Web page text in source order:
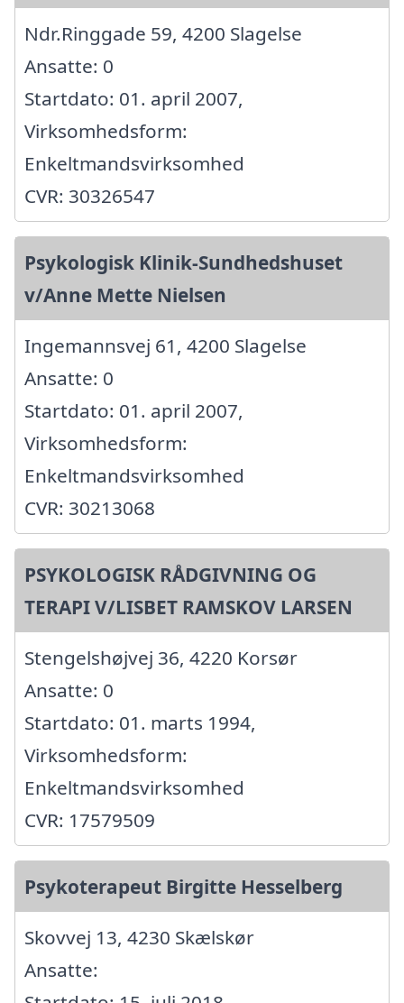
Ndr.Ringgade 59, 4200 Slagelse
Ansatte: 0
Startdato: 01. april 2007,
Virksomhedsform:
Enkeltmandsvirksomhed
CVR: 30326547
Psykologisk Klinik-Sundhedshuset
v/Anne Mette Nielsen
Ingemannsvej 61, 4200 Slagelse
Ansatte: 0
Startdato: 01. april 2007,
Virksomhedsform:
Enkeltmandsvirksomhed
CVR: 30213068
PSYKOLOGISK RÅDGIVNING OG
TERAPI V/LISBET RAMSKOV LARSEN
Stengelshøjvej 36, 4220 Korsør
Ansatte: 0
Startdato: 01. marts 1994,
Virksomhedsform:
Enkeltmandsvirksomhed
CVR: 17579509
Psykoterapeut Birgitte Hesselberg
Skovvej 13, 4230 Skælskør
Ansatte: